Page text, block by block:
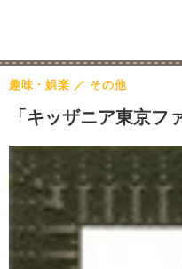
「キッザニア東京
趣味・娯楽 その他